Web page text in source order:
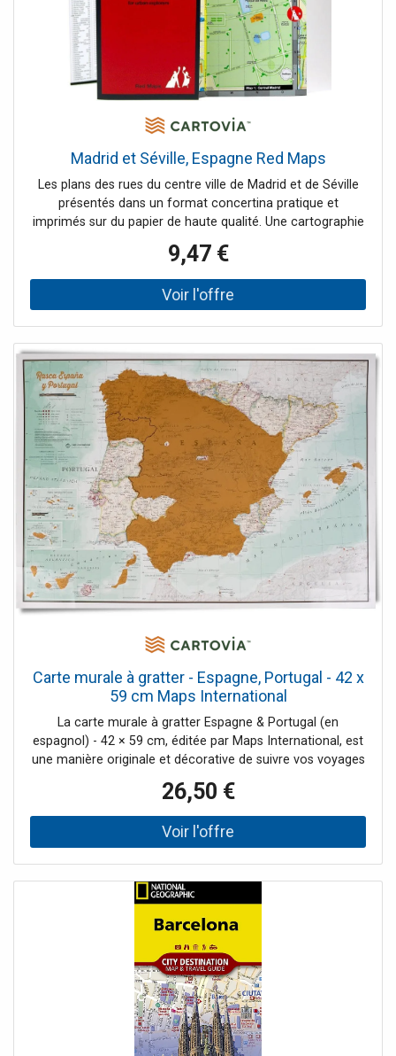
Madrid et Séville, Espagne Red Maps
Les plans des rues du centre ville de Madrid et de Séville
présentés dans un format concertina pratique et
imprimés sur du papier de haute qualité. Une cartographie
les musées et les galeries, les hôtels sélectionnés, les
zones commerciales, etc, le tout avec un code couleur
pour une référence facile. Les stations de métro et de
chemin de fer sont clairement indiquées. Comprend des
importants, d'hôtels, etc. Un panneau spécial fournit des
recommandations de magasins, zone par zone. Un bref
index répertorie une sélection de quartiers et de
rues/places, ainsi que les stations de métro/de train.
9,47 €
Carte murale à gratter - Espagne, Portugal - 42 x
59 cm Maps International
La carte murale à gratter Espagne & Portugal (en
espagnol) - 42 × 59 cm, éditée par Maps International, est
une manière originale et décorative de suivre vos voyages
être grattée pour révéler une cartographie colorée, vive et
détaillée, transformant la carte en un souvenir de voyage
unique et évolutif. Idéale pour les touristes, les nouveaux
visiteurs ou les passionnés de la culture espagnole et
étape par étape. À mesure que les destinations sont
découvertes, la carte se personnalise et devient un
véritable objet décoratif, parfait pour un salon, un bureau
ou une chambre. La carte se distingue par son excellente
qualité cartographique, avec un niveau de détail élevé.
Toutes les grandes villes et capitales sont clairement
indiquées, ainsi que les principaux itinéraires routiers,
facilitant la visualisation des déplacements à travers
l’Espagne et le Portugal. C’est une idée cadeau parfaite
26,50 €